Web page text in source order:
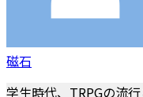
磁石
学生時代、TRPGの流